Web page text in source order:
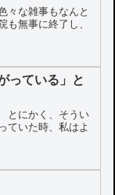
々な雑事もなんと
も無事に終了し、
っている」と
とにかく、そうい
ていた時、私はよ